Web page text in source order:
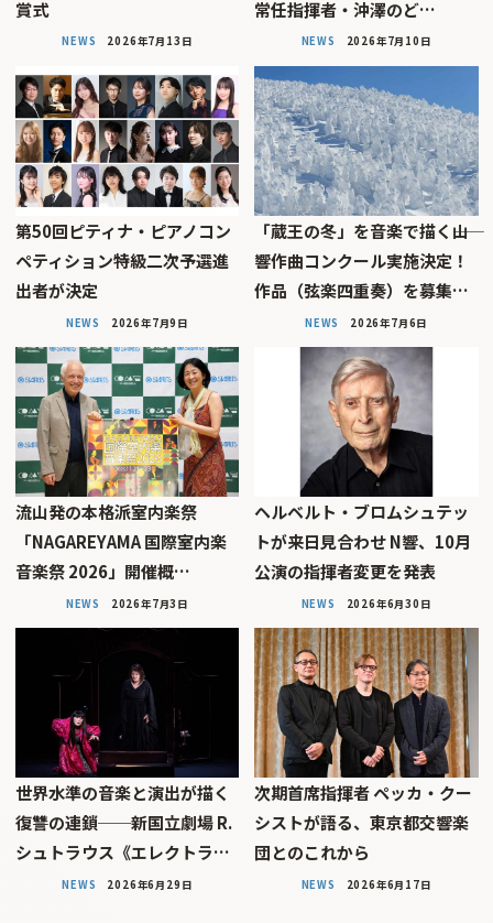
賞式
NEWS 2026年7月13日
常任指揮者・沖澤のど…
NEWS 2026年7月10日
第50回ピティナ・ピアノコン
ペティション特級二次予選進
出者が決定
NEWS 2026年7月9日
「蔵王の冬」を音楽で描く――山
響作曲コンクール実施決定！
作品（弦楽四重奏）を募集…
NEWS 2026年7月6日
流山発の本格派室内楽祭
「NAGAREYAMA 国際室内楽
音楽祭 2026」開催概…
NEWS 2026年7月3日
ヘルベルト・ブロムシュテッ
トが来日見合わせ N響、10月
公演の指揮者変更を発表
NEWS 2026年6月30日
世界水準の音楽と演出が描く
復讐の連鎖──新国立劇場 R.
シュトラウス《エレクトラ…
NEWS 2026年6月29日
次期首席指揮者 ペッカ・クー
シストが語る、東京都交響楽
団とのこれから
NEWS 2026年6月17日